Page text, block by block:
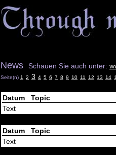
News Schauen Sie auch unter:
Seite(n) 1 2 3 4 5 6 7 8 9 10 11 12 13 14
Datum Topic
Text
Datum Topic
Text